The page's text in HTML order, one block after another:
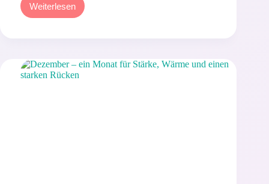
WeiterlesenWeihnachten
–
Anfangs,
des